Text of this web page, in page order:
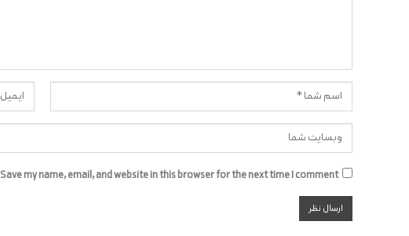
Save my name, email, and website in this browser for the next time I comment.